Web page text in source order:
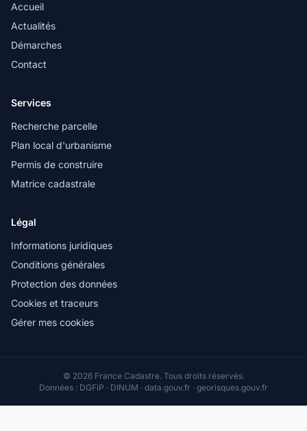
Accueil
Actualités
Démarches
Contact
Services
Recherche parcelle
Plan local d'urbanisme
Permis de construire
Matrice cadastrale
Légal
Informations juridiques
Conditions générales
Protection des données
Cookies et traceurs
Gérer mes cookies
© 2026 France Cadastre. Tous droits réservés.
Données : DGFiP · DINUM · data.gouv.fr · georisques.gouv.fr